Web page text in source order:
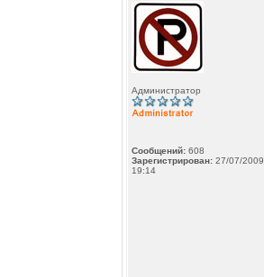
Администратор
Сообщений: 608
Зарегистрирован: 27/07/2009
19:14